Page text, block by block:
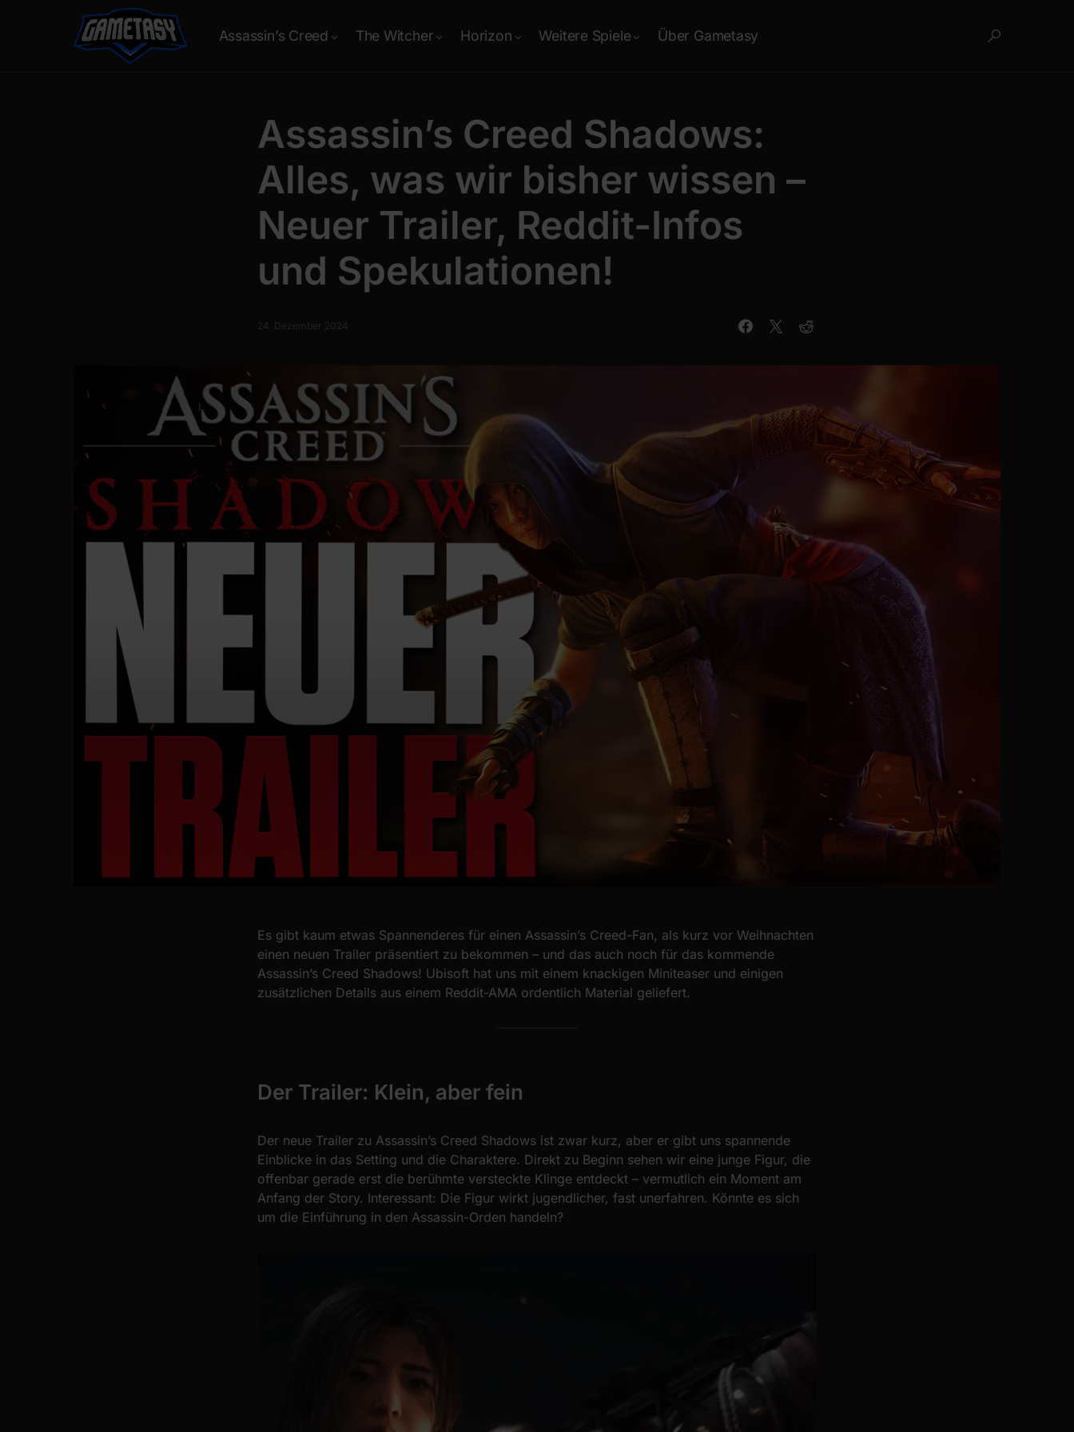
Assassin’s Creed The Witcher Horizon Weitere Spiele Über Gametasy
Assassin’s Creed Shadows:
Alles, was wir bisher wissen –
Neuer Trailer, Reddit-Infos
und Spekulationen!
24. Dezember 2024
Es gibt kaum etwas Spannenderes für einen Assassin’s Creed-Fan, als kurz vor Weihnachten
einen neuen Trailer präsentiert zu bekommen – und das auch noch für das kommende
Assassin’s Creed Shadows! Ubisoft hat uns mit einem knackigen Miniteaser und einigen
zusätzlichen Details aus einem Reddit-AMA ordentlich Material geliefert.
Der Trailer: Klein, aber fein
Der neue Trailer zu Assassin’s Creed Shadows ist zwar kurz, aber er gibt uns spannende
Einblicke in das Setting und die Charaktere. Direkt zu Beginn sehen wir eine junge Figur, die
offenbar gerade erst die berühmte versteckte Klinge entdeckt – vermutlich ein Moment am
Anfang der Story. Interessant: Die Figur wirkt jugendlicher, fast unerfahren. Könnte es sich
um die Einführung in den Assassin-Orden handeln?